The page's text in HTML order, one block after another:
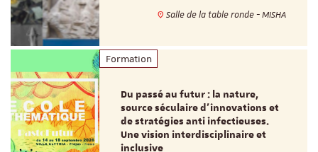
Salle de la table ronde - MISHA
Formation
Du passé au futur : la nature,
source séculaire d’innovations et
de stratégies anti infectieuses.
Une vision interdisciplinaire et
inclusive